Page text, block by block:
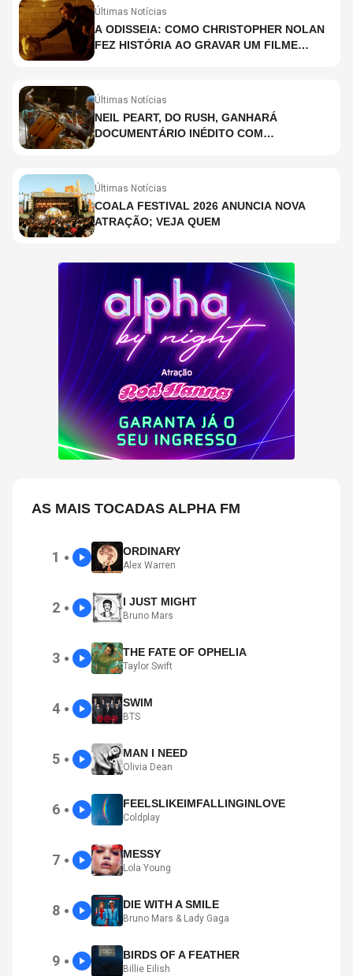
Últimas Notícias
A ODISSEIA: COMO CHRISTOPHER NOLAN
FEZ HISTÓRIA AO GRAVAR UM FILME
Últimas Notícias
NEIL PEART, DO RUSH, GANHARÁ
DOCUMENTÁRIO INÉDITO COM
Últimas Notícias
COALA FESTIVAL 2026 ANUNCIA NOVA
ATRAÇÃO; VEJA QUEM
AS MAIS TOCADAS ALPHA FM
1 ● ORDINARY
Alex Warren
2 ● I JUST MIGHT
Bruno Mars
3 ● THE FATE OF OPHELIA
Taylor Swift
4 ● SWIM
BTS
5 ● MAN I NEED
Olivia Dean
6 ● FEELSLIKEIMFALLINGINLOVE
Coldplay
7 ● MESSY
Lola Young
8 ● DIE WITH A SMILE
Bruno Mars & Lady Gaga
9 ● BIRDS OF A FEATHER
Billie Eilish